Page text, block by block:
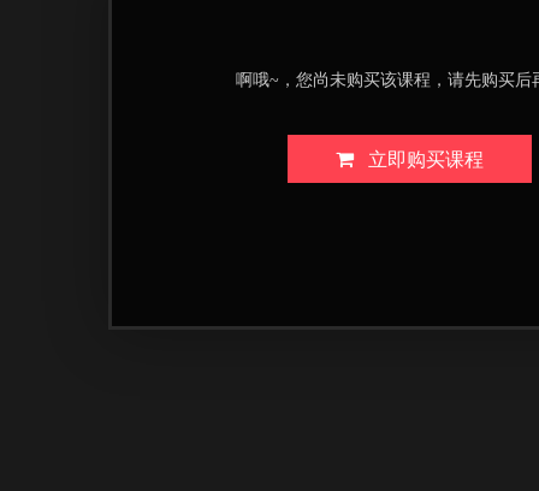
啊哦~，您尚未购买该课程，请先购买后
立即购买课程